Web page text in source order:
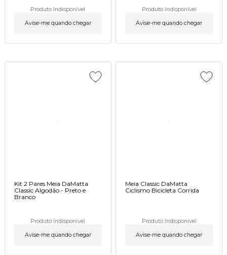
Produto Indisponível
Avise-me quando chegar
Produto Indisponível
Avise-me quando chegar
Kit 2 Pares Meia DaMatta
Classic Algodão - Preto e
Branco
Produto Indisponível
Avise-me quando chegar
Meia Classic DaMatta
Ciclismo Bicicleta Corrida
Produto Indisponível
Avise-me quando chegar